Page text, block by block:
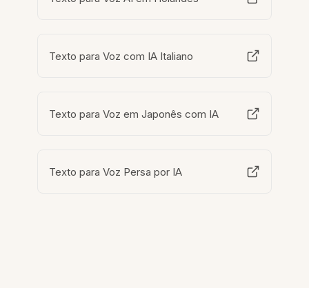
Texto para Voz com IA Italiano
Texto para Voz em Japonês com IA
Texto para Voz Persa por IA